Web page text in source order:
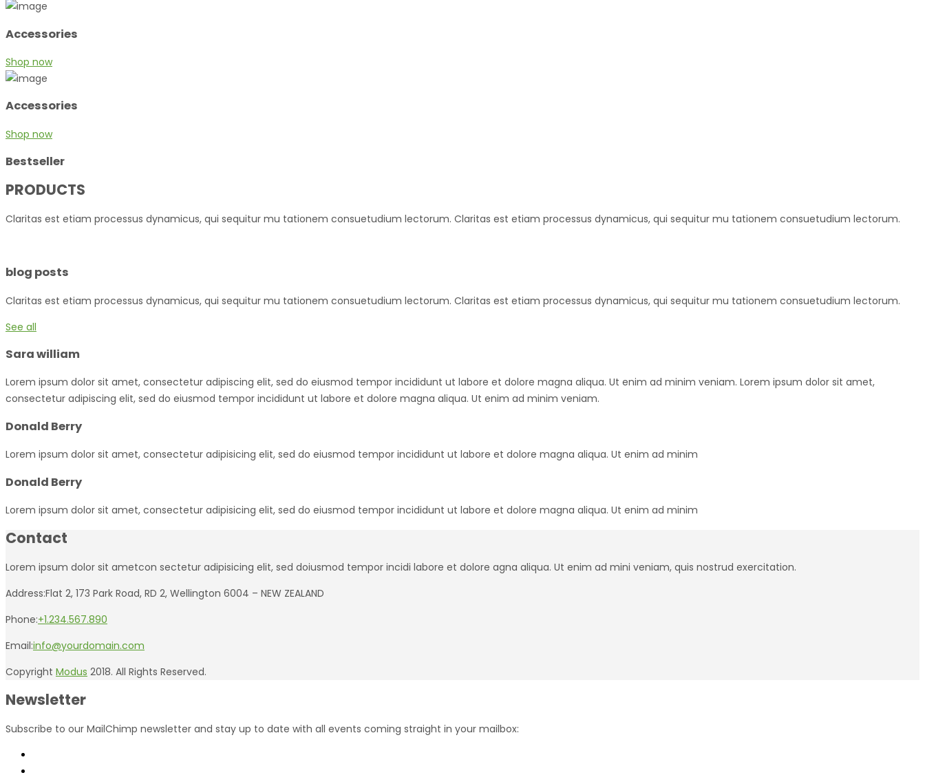
Accessories
Shop now
Accessories
Shop now
Bestseller
PRODUCTS
Claritas est etiam processus dynamicus, qui sequitur mu tationem consuetudium lectorum. Claritas est etiam processus dynamicus, qui sequitur mu tationem consuetudium lectorum.
blog posts
Claritas est etiam processus dynamicus, qui sequitur mu tationem consuetudium lectorum. Claritas est etiam processus dynamicus, qui sequitur mu tationem consuetudium lectorum.
See all
Sara william
Lorem ipsum dolor sit amet, consectetur adipiscing elit, sed do eiusmod tempor incididunt ut labore et dolore magna aliqua. Ut enim ad minim veniam. Lorem ipsum dolor sit amet,
consectetur adipiscing elit, sed do eiusmod tempor incididunt ut labore et dolore magna aliqua. Ut enim ad minim veniam.
Donald Berry
Lorem ipsum dolor sit amet, consectetur adipisicing elit, sed do eiusmod tempor incididunt ut labore et dolore magna aliqua. Ut enim ad minim
Donald Berry
Lorem ipsum dolor sit amet, consectetur adipisicing elit, sed do eiusmod tempor incididunt ut labore et dolore magna aliqua. Ut enim ad minim
Contact
Lorem ipsum dolor sit ametcon sectetur adipisicing elit, sed doiusmod tempor incidi labore et dolore agna aliqua. Ut enim ad mini veniam, quis nostrud exercitation.
Address:Flat 2, 173 Park Road, RD 2, Wellington 6004 – NEW ZEALAND
Phone:+1.234.567.890
Email:info@yourdomain.com
Copyright Modus 2018. All Rights Reserved.
Newsletter
Subscribe to our MailChimp newsletter and stay up to date with all events coming straight in your mailbox: